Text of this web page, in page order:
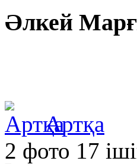
Әлкей
Артқа
2 фото 17